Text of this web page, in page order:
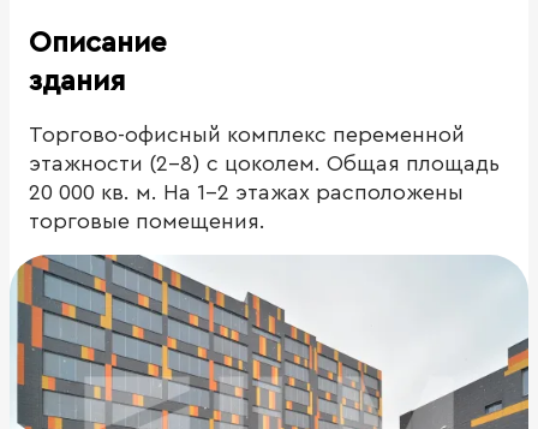
Описание
здания
Торгово-офисный комплекс переменной
этажности (2-8) с цоколем. Общая площадь
20 000 кв. м. На 1-2 этажах расположены
торговые помещения.